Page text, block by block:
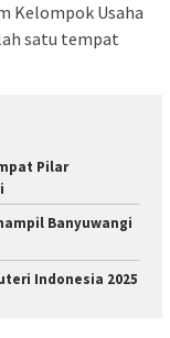
Kelompok Usaha
satu tempat
Pilar
Banyuwangi
Indonesia 2025